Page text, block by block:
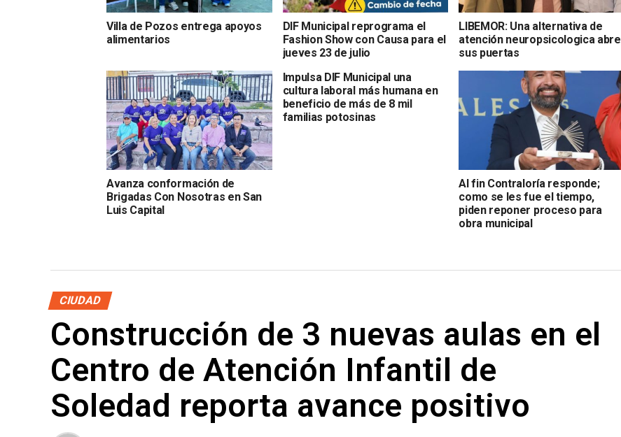
Villa de Pozos entrega apoyos
alimentarios
DIF Municipal reprograma el
Fashion Show con Causa para el
jueves 23 de julio
LIBEMOR: Una alternativa de
atención neuropsicologica abre
sus puertas
Avanza conformación de
Brigadas Con Nosotras en San
Luis Capital
Impulsa DIF Municipal una
cultura laboral más humana en
beneficio de más de 8 mil
familias potosinas
Al fin Contraloría responde;
como se les fue el tiempo,
piden reponer proceso para
obra municipal
CIUDAD
Construcción de 3 nuevas aulas en el
Centro de Atención Infantil de
Soledad reporta avance positivo